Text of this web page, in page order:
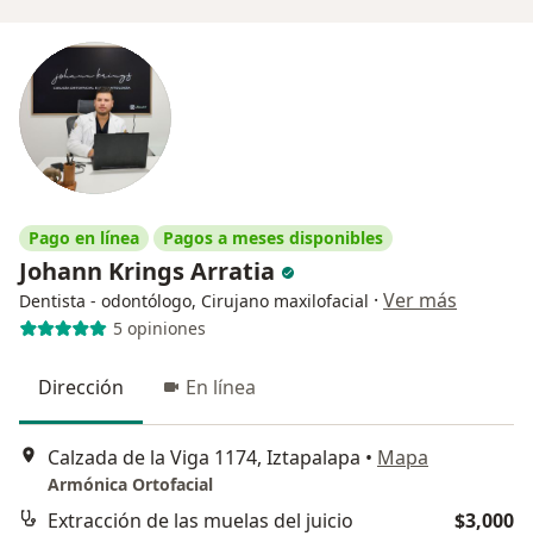
Pago en línea Pagos a meses disponibles
Johann Krings Arratia
Dentista - odontólogo, Cirujano maxilofacial · Ver más
5 opiniones
Dirección En línea
Calzada de la Viga 1174, Iztapalapa • Mapa
Armónica Ortofacial
Extracción de las muelas del juicio
$3,000